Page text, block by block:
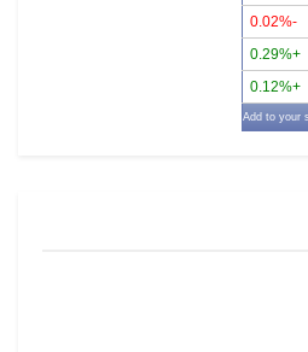
-0.02%
+0.29%
+0.12%